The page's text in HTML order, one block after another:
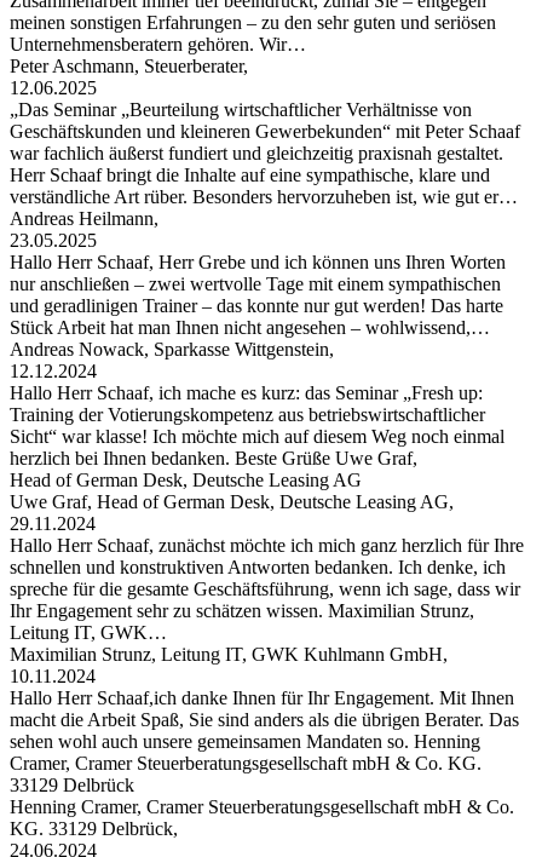
meinen sonstigen Erfahrungen – zu den sehr guten und seriösen
Unternehmensberatern gehören. Wir…
Peter Aschmann, Steuerberater,
12.06.2025
„Das Seminar „Beurteilung wirtschaftlicher Verhältnisse von
Geschäftskunden und kleineren Gewerbekunden“ mit Peter Schaaf
war fachlich äußerst fundiert und gleichzeitig praxisnah gestaltet.
Herr Schaaf bringt die Inhalte auf eine sympathische, klare und
verständliche Art rüber. Besonders hervorzuheben ist, wie gut er…
Andreas Heilmann,
23.05.2025
Hallo Herr Schaaf, Herr Grebe und ich können uns Ihren Worten
nur anschließen – zwei wertvolle Tage mit einem sympathischen
und geradlinigen Trainer – das konnte nur gut werden! Das harte
Stück Arbeit hat man Ihnen nicht angesehen – wohlwissend,…
Andreas Nowack, Sparkasse Wittgenstein,
12.12.2024
Hallo Herr Schaaf, ich mache es kurz: das Seminar „Fresh up:
Training der Votierungskompetenz aus betriebswirtschaftlicher
Sicht“ war klasse! Ich möchte mich auf diesem Weg noch einmal
herzlich bei Ihnen bedanken. Beste Grüße Uwe Graf,
Head of German Desk, Deutsche Leasing AG
Uwe Graf, Head of German Desk, Deutsche Leasing AG,
29.11.2024
Hallo Herr Schaaf, zunächst möchte ich mich ganz herzlich für Ihre
schnellen und konstruktiven Antworten bedanken. Ich denke, ich
spreche für die gesamte Geschäftsführung, wenn ich sage, dass wir
Ihr Engagement sehr zu schätzen wissen. Maximilian Strunz,
Leitung IT, GWK…
Maximilian Strunz, Leitung IT, GWK Kuhlmann GmbH,
10.11.2024
Hallo Herr Schaaf,ich danke Ihnen für Ihr Engagement. Mit Ihnen
macht die Arbeit Spaß, Sie sind anders als die übrigen Berater. Das
sehen wohl auch unsere gemeinsamen Mandaten so. Henning
Cramer, Cramer Steuerberatungsgesellschaft mbH & Co. KG.
33129 Delbrück
Henning Cramer, Cramer Steuerberatungsgesellschaft mbH & Co.
KG. 33129 Delbrück,
24.06.2024